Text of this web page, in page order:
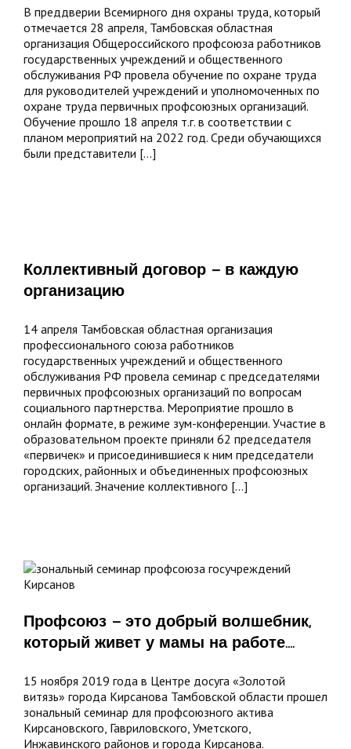
обучение
по
охране
труда
В преддверии Всемирного дня охраны труда, который
отмечается 28 апреля, Тамбовская областная
организация Общероссийского профсоюза работников
государственных учреждений и общественного
обслуживания РФ провела обучение по охране труда
для руководителей учреждений и уполномоченных по
охране труда первичных профсоюзных организаций.
Обучение прошло 18 апреля т.г. в соответствии с
планом мероприятий на 2022 год. Среди обучающихся
были представители [...]
Коллективный
договор
в
каждую
организацию
Коллективный договор – в каждую
организацию
14 апреля Тамбовская областная организация
профессионального союза работников
государственных учреждений и общественного
обслуживания РФ провела семинар с председателями
первичных профсоюзных организаций по вопросам
социального партнерства. Мероприятие прошло в
онлайн формате, в режиме зум-конференции. Участие в
образовательном проекте приняли 62 председателя
«первичек» и присоединившиеся к ним председатели
городских, районных и объединенных профсоюзных
организаций. Значение коллективного [...]
Профсоюз – это добрый волшебник,
который живет у мамы на работе….
15 ноября 2019 года в Центре досуга «Золотой
витязь» города Кирсанова Тамбовской области прошел
зональный семинар для профсоюзного актива
Кирсановского, Гавриловского, Уметского,
Инжавинского районов и города Кирсанова.